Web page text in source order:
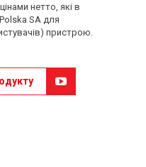
нетто, які в
SA для
пристрою.